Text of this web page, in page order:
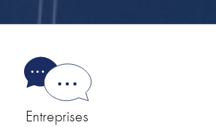
Entreprises